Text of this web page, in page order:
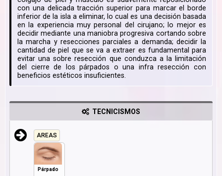
con una delicada tracción superior para marcar el borde
inferior de la isla a eliminar, lo cual es una decisión basada
en la experiencia muy personal del cirujano; lo mejor es
decidir mediante una maniobra progresiva cortando sobre
la marcha y resecciones parciales a demanda; decidir la
cantidad de piel que se va a extraer es fundamental para
evitar una sobre resección que conduzca a la limitación
del cierre de los párpados o una infra resección con
beneficios estéticos insuficientes.
TECNICISMOS
AREAS
Párpado